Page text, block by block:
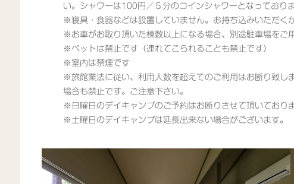
い。シャワーは100円／５分のコインシャワーとなっており
※寝具・食器などは設置していません。お持ち込みいただく
※お車がお取り頂いた棟数以上になる場合、別途駐車場をご
※ペットは禁止です（連れてこられることも禁止です）
※室内は禁煙です
※旅館業法に従い、利用人数を超えてのご利用はお断り致し
場合も禁止です。ご注意下さい。
※日曜日のデイキャンプのご予約はお断りさせて頂いており
※土曜日のデイキャンプは延長出来ない場合がございます。